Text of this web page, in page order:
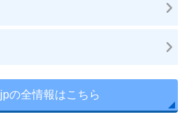
の全情報はこちら